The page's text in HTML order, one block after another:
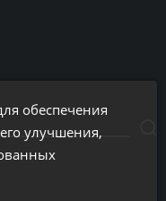
обеспечения
улучшения,